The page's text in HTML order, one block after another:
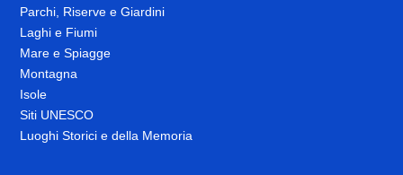
Parchi, Riserve e Giardini
Laghi e Fiumi
Mare e Spiagge
Montagna
Isole
Siti UNESCO
Luoghi Storici e della Memoria